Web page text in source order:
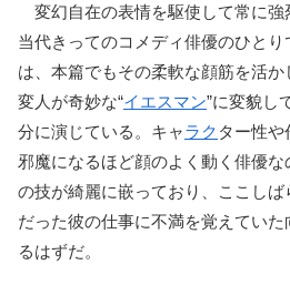
変幻自在の表情を駆使して常に強
当代きってのコメディ俳優のひとり
は、本篇でもその柔軟な顔筋を活
変人が奇妙な“イエスマン”に変貌し
分に演じている。キャラク ター性
邪魔になるほど顔のよく動く俳優
の技が綺麗に嵌っており、ここし
だった彼の仕事に不満を覚えてい
るはずだ。